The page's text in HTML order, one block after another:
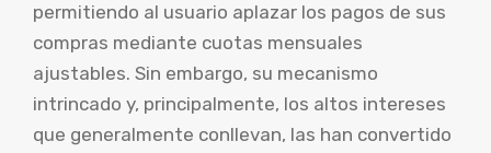
permitiendo al usuario aplazar los pagos de sus
compras mediante cuotas mensuales
ajustables. Sin embargo, su mecanismo
intrincado y, principalmente, los altos intereses
que generalmente conllevan, las han convertido